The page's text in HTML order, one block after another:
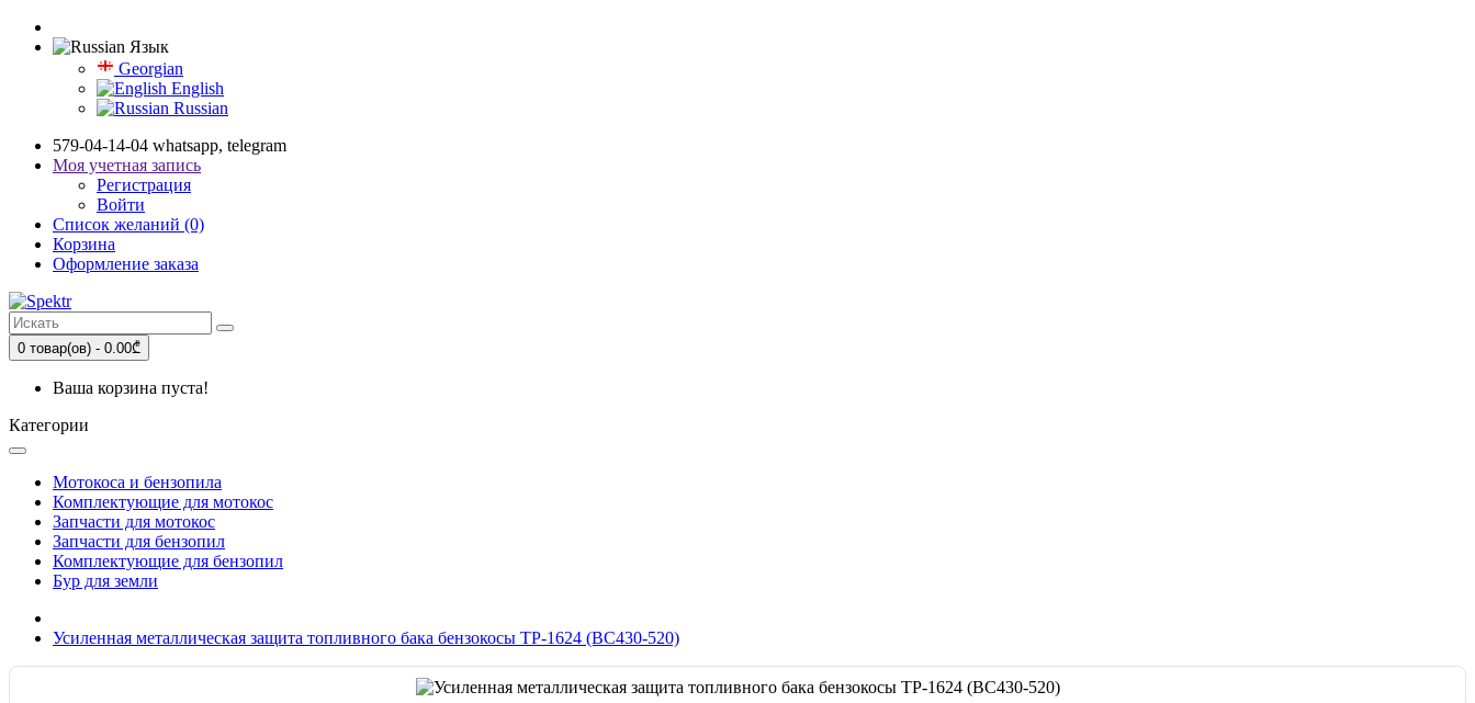
Язык
Georgian
English
Russian
579-04-14-04 whatsapp, telegram
Моя учетная запись
Регистрация
Войти
Список желаний (0)
Корзина
Оформление заказа
0 товар(ов) - 0.00₾
Ваша корзина пуста!
Категории
Мотокоса и бензопила
Комплектующие для мотокос
Запчасти для мотокос
Запчасти для бензопил
Комплектующие для бензопил
Бур для земли
Усиленная металлическая защита топливного бака бензокосы TP-1624 (BC430-520)